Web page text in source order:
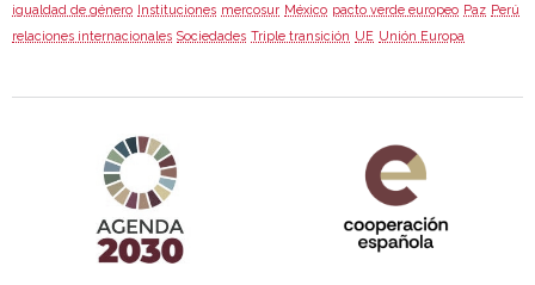
igualdad de género Instituciones mercosur México pacto verde europeo Paz Perú
relaciones internacionales Sociedades Triple transición UE Unión Europa